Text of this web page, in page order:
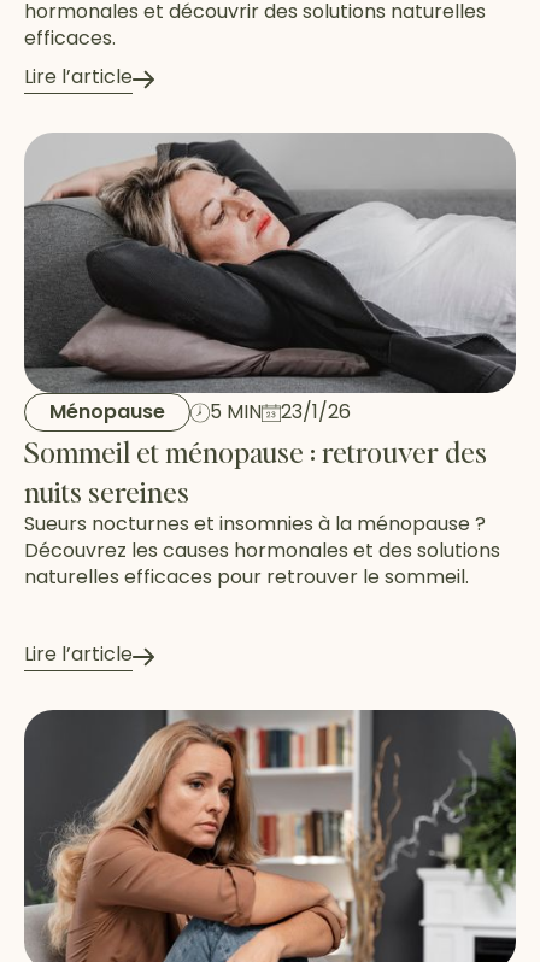
hormonales et découvrir des solutions naturelles
efficaces.
Lire l’article
Ménopause 5 MIN 23/1/26
Sommeil et ménopause : retrouver des
nuits sereines
Sueurs nocturnes et insomnies à la ménopause ?
Découvrez les causes hormonales et des solutions
naturelles efficaces pour retrouver le sommeil.
Lire l’article